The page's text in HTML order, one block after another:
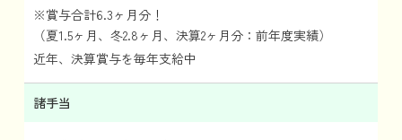
※賞与合計6.3ヶ月分！
（夏1.5ヶ月、冬2.8ヶ月、決算2ヶ月分：前年度実績）
近年、決算賞与を毎年支給中
諸手当